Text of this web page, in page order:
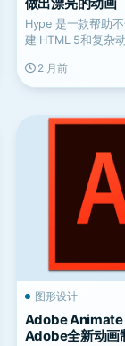
Hype 是一款帮助
建 HTML 5和复杂
2 月前
图形设计
Adobe Animate
Adobe全新动画